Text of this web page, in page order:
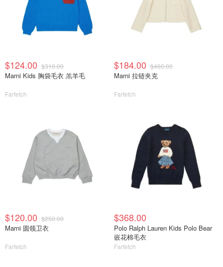
$124.00 $310.00
Marni Kids 胸袋毛衣 羔羊毛
Farfetch
$184.00 $460.00
Marni 拉链夹克
Farfetch
$120.00 $250.00
Marni 圆领卫衣
Farfetch
$368.00
Polo Ralph Lauren Kids Polo Bear
嵌花棉毛衣
Farfetch